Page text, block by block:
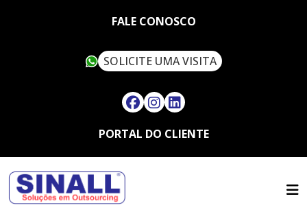
FALE CONOSCO
SOLICITE UMA VISITA
PORTAL DO CLIENTE
QUEM SOMOS